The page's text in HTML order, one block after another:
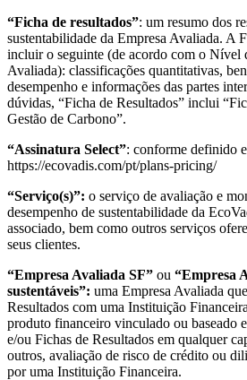
“Ficha de resultados”: um resumo dos
sustentabilidade da Empresa Avaliada. A
incluir o seguinte (de acordo com o Nível
Avaliada): classificações quantitativas,
desempenho e informações das partes
dúvidas, “Ficha de Resultados” inclui
Gestão de Carbono”.
“Assinatura Select”: conforme definido
https://ecovadis.com/pt/plans-pricing/
“Serviço(s)”: o serviço de avaliação e
desempenho de sustentabilidade da
associado, bem como outros serviços
seus clientes.
“Empresa Avaliada SF” ou “Empresa
sustentáveis”: uma Empresa Avaliada
Resultados com uma Instituição
produto financeiro vinculado ou baseado
e/ou Fichas de Resultados em qualquer
outros, avaliação de risco de crédito ou
por uma Instituição Financeira.